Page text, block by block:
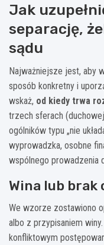
* Niepotrzebne skreślić /
Jak
separację,
sądu
Najważniejsze jest, aby
sposób konkretny i
wskaż, od kiedy trwa
trzech sferach
ogólników typu „nie
wyprowadzka, osobne
wspólnego prowadzenia
Wina lub brak
We wzorze zostawiono
albo z przypisaniem
konfliktowym